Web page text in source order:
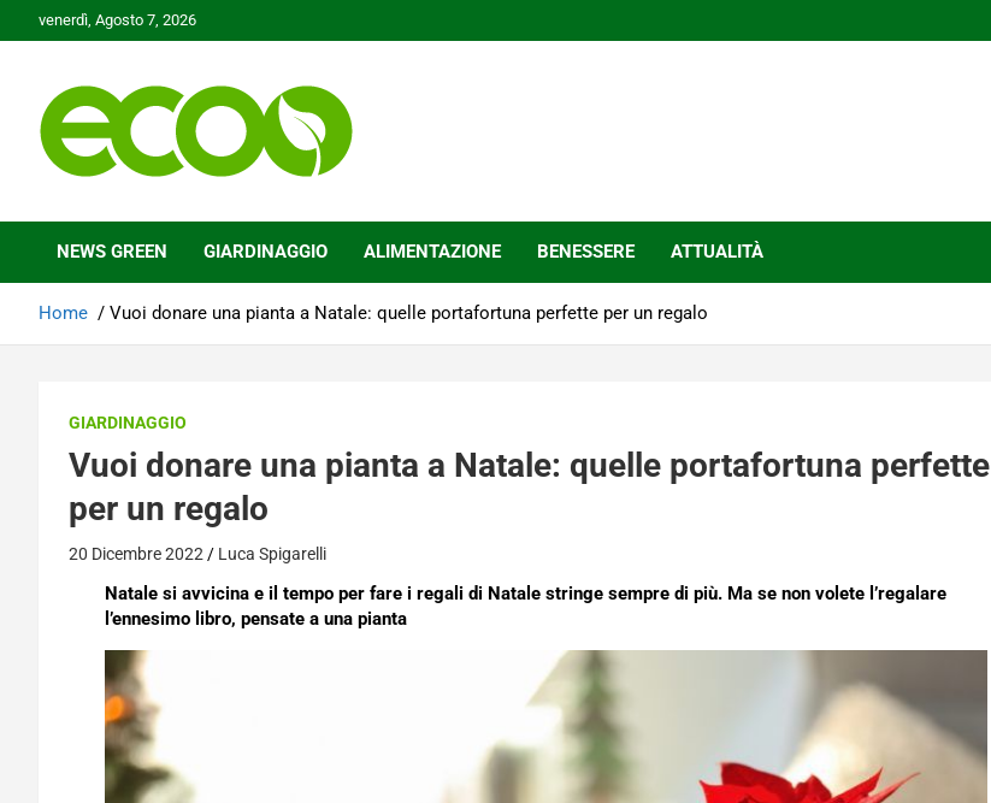
to
venerdì, Agosto 7, 2026
Ecoo.it
NEWS GREEN GIARDINAGGIO ALIMENTAZIONE BENESSERE ATTUALITÀ
Home Vuoi donare una pianta a Natale: quelle portafortuna perfette per un regalo
GIARDINAGGIO
Vuoi donare una pianta a Natale: quelle portafortuna perfette
per un regalo
20 Dicembre 2022 Luca Spigarelli
Natale si avvicina e il tempo per fare i regali di Natale stringe sempre di più. Ma se non volete l’regalare
l’ennesimo libro, pensate a una pianta